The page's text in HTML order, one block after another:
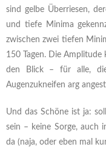
sind gelbe Überriesen,
und tiefe Minima
zwischen zwei tiefen
150 Tagen. Die
den Blick – für alle, die
Augenzukneifen arg
Und das Schöne ist ja:
sein – keine Sorge, auch
da (naja, oder eben mal